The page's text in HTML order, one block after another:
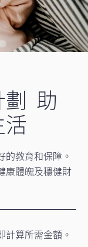
劃 助
教育和保障。
康體魄及穩健財
算所需金額。